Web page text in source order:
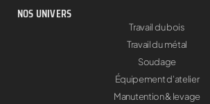
NOS UNIVERS
Travail du bois
Travail du métal
Soudage
Équipement d'atelier
Manutention & levage